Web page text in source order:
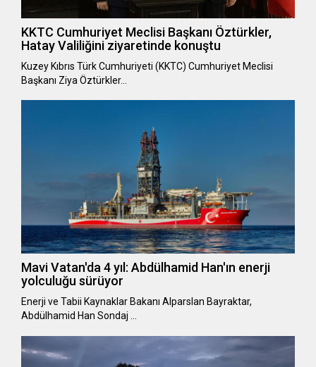
KKTC Cumhuriyet Meclisi Başkanı Öztürkler,
Hatay Valiliğini ziyaretinde konuştu
Kuzey Kıbrıs Türk Cumhuriyeti (KKTC) Cumhuriyet Meclisi
Başkanı Ziya Öztürkler…
Mavi Vatan'da 4 yıl: Abdülhamid Han'ın enerji
yolculuğu sürüyor
Enerji ve Tabii Kaynaklar Bakanı Alparslan Bayraktar,
Abdülhamid Han Sondaj …